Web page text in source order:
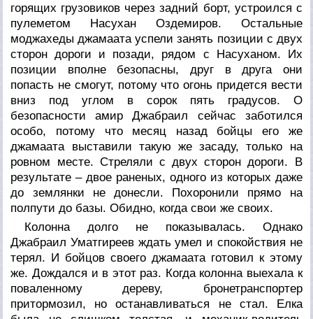
горящих грузовиков через задний борт, устроился с
пулеметом Насухан Оздемиров. Остальные
моджахеды джамаата успели занять позиции с двух
сторон дороги и позади, рядом с Насуханом. Их
позиции вполне безопасны, друг в друга они
попасть не смогут, потому что огонь придется вести
вниз под углом в сорок пять градусов. О
безопасности амир Джабраил сейчас заботился
особо, потому что месяц назад бойцы его же
джамаата выставили такую же засаду, только на
ровном месте. Стреляли с двух сторон дороги. В
результате – двое раненых, одного из которых даже
до землянки не донесли. Похоронили прямо на
полпути до базы. Обидно, когда свои же своих.
Колонна долго не показывалась. Однако
Джабраил Уматгиреев ждать умел и спокойствия не
терял. И бойцов своего джамаата готовил к этому
же. Дождался и в этот раз. Когда колонна выехала к
поваленному дереву, бронетранспортер
притормозил, но останавливаться не стал. Елка